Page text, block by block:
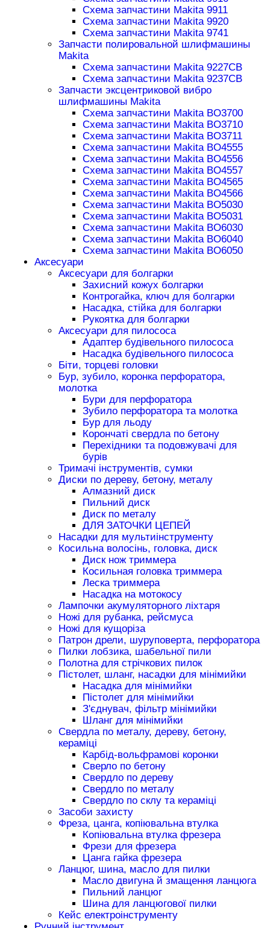
Схема запчастини Makita 9911
Схема запчастини Makita 9920
Схема запчастини Makita 9741
Запчасти полировальной шлифмашины
Makita
Схема запчастини Makita 9227CB
Схема запчастини Makita 9237CB
Запчасти эксцентриковой вибро
шлифмашины Makita
Схема запчастини Makita BO3700
Схема запчастини Makita BO3710
Схема запчастини Makita BO3711
Схема запчастини Makita BO4555
Схема запчастини Makita BO4556
Схема запчастини Makita BO4557
Схема запчастини Makita BO4565
Схема запчастини Makita BO4566
Схема запчастини Makita BO5030
Схема запчастини Makita BO5031
Схема запчастини Makita BO6030
Схема запчастини Makita BO6040
Схема запчастини Makita BO6050
Аксесуари
Аксесуари для болгарки
Захисний кожух болгарки
Контрогайка, ключ для болгарки
Насадка, стійка для болгарки
Рукоятка для болгарки
Аксесуари для пилососа
Адаптер будівельного пилососа
Насадка будівельного пилососа
Біти, торцеві головки
Бур, зубило, коронка перфоратора,
молотка
Бури для перфоратора
Зубило перфоратора та молотка
Бур для льоду
Корончаті свердла по бетону
Перехідники та подовжувачі для
бурів
Тримачі інструментів, сумки
Диски по дереву, бетону, металу
Алмазний диск
Пильний диск
Диск по металу
ДЛЯ ЗАТОЧКИ ЦЕПЕЙ
Насадки для мультиінструменту
Косильна волосінь, головка, диск
Диск нож триммера
Косильная головка триммера
Леска триммера
Насадка на мотокосу
Лампочки акумуляторного ліхтаря
Ножі для рубанка, рейсмуса
Ножі для кущоріза
Патрон дрели, шуруповерта, перфоратора
Пилки лобзика, шабельної пили
Полотна для стрічкових пилок
Пістолет, шланг, насадки для мінімийки
Насадка для мінімийки
Пістолет для мінімийки
З'єднувач, фільтр мінімийки
Шланг для мінімийки
Свердла по металу, дереву, бетону,
кераміці
Карбід-вольфрамові коронки
Сверло по бетону
Свердло по дереву
Свердло по металу
Свердло по склу та кераміці
Засоби захисту
Фреза, цанга, копіювальна втулка
Копіювальна втулка фрезера
Фрези для фрезера
Цанга гайка фрезера
Ланцюг, шина, масло для пилки
Масло двигуна й змащення ланцюга
Пильний ланцюг
Шина для ланцюгової пилки
Кейс електроінструменту